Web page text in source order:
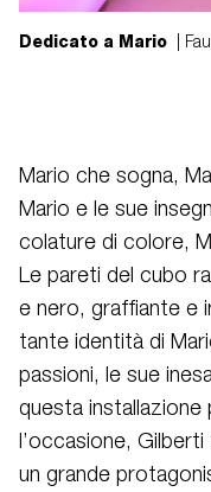
Dedicato a Mario |
Mario che sogna,
Mario e le sue
colature di colore,
Le pareti del cubo
e nero, graffiante e
tante identità di
passioni, le sue
questa
l’occasione,
un grande